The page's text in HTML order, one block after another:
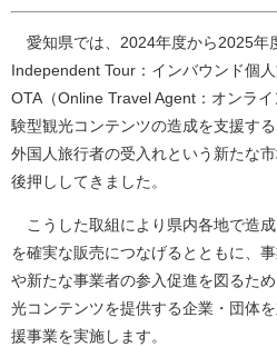
愛知県では、2024年度から2025年
Independent Tour：インバウンド個人
OTA（Online Travel Agent：オンラ
験型観光コンテンツの造成を支援す
外国人旅行者の受入れという新たな
後押ししてきました。
こうした取組により県内各地で造
を確実な販売につなげるとともに、
や新たな事業者の参入促進を図るた
光コンテンツを提供する企業・団体
援事業を実施します。